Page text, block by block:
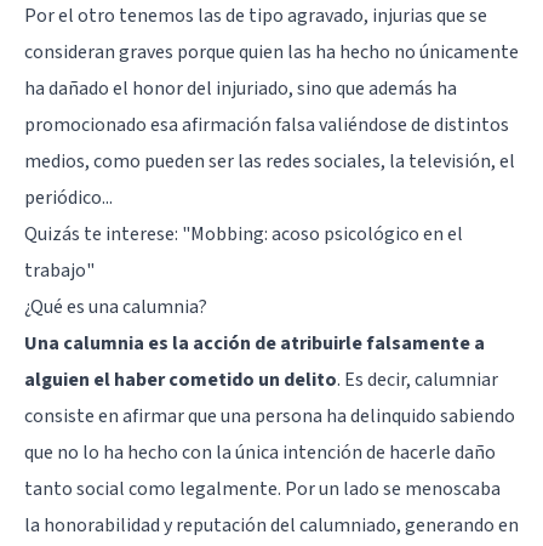
Por el otro tenemos las de tipo agravado, injurias que se
consideran graves porque quien las ha hecho no únicamente
ha dañado el honor del injuriado, sino que además ha
promocionado esa afirmación falsa valiéndose de distintos
medios, como pueden ser las redes sociales, la televisión, el
periódico...
Quizás te interese: "Mobbing: acoso psicológico en el
trabajo"
¿Qué es una calumnia?
Una calumnia es la acción de atribuirle falsamente a
alguien el haber cometido un delito. Es decir, calumniar
consiste en afirmar que una persona ha delinquido sabiendo
que no lo ha hecho con la única intención de hacerle daño
tanto social como legalmente. Por un lado se menoscaba
la honorabilidad y reputación del calumniado, generando en